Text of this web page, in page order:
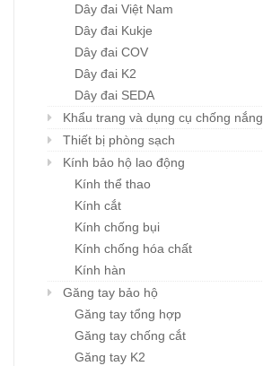
Dây đai Việt Nam
Dây đai Kukje
Dây đai COV
Dây đai K2
Dây đai SEDA
Khẩu trang và dụng cụ chống nắng
Thiết bị phòng sạch
Kính bảo hộ lao động
Kính thể thao
Kính cắt
Kính chống bụi
Kính chống hóa chất
Kính hàn
Găng tay bảo hộ
Găng tay tổng hợp
Găng tay chống cắt
Găng tay K2